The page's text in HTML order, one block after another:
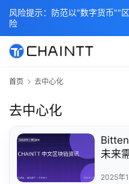
首页 去中心化
去中心化
未来
2025年
风险提示：防范以"数字货币""
险